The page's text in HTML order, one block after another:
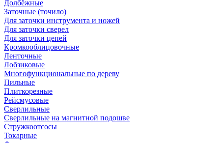
Долбёжные
Заточные (точило)
Для заточки инструмента и ножей
Для заточки сверел
Для заточки цепей
Кромкооблицовочные
Ленточные
Лобзиковые
Многофункциональные по дереву
Пильные
Плиткорезные
Рейсмусовые
Сверлильные
Сверлильные на магнитной подошве
Стружкоотсосы
Токарные